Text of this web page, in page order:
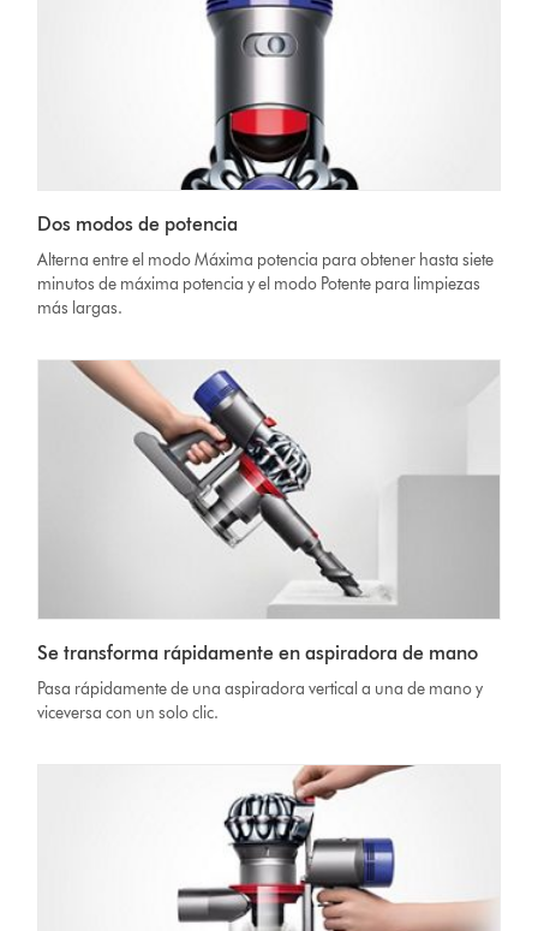
Dos modos de potencia
Alterna entre el modo Máxima potencia para obtener hasta siete
minutos de máxima potencia y el modo Potente para limpiezas
más largas.
Se transforma rápidamente en aspiradora de mano
Pasa rápidamente de una aspiradora vertical a una de mano y
viceversa con un solo clic.